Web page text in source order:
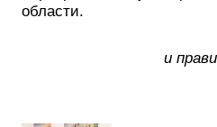
области.
и